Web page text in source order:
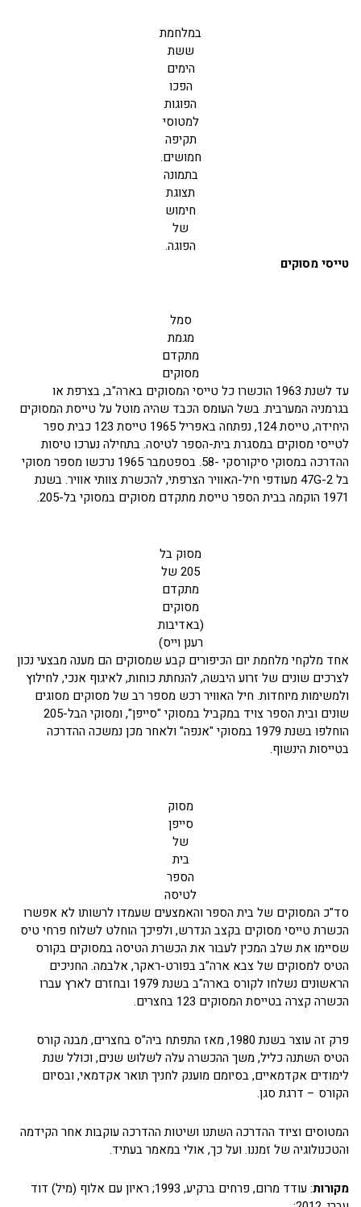
במלחמת
ששת
הימים
הפכו
הפוגות
למטוסי
תקיפה
חמושים.
בתמונה
תצוגת
חימוש
של
הפוגה.
טייסי מסוקים
סמל
מגמת
מתקדם
מסוקים
עד לשנת 1963 הוכשרו כל טייסי המסוקים בארה"ב, בצרפת או
בגרמניה המערבית. בשל העומס הכבד שהיה מוטל על טייסת המסוקים
היחידה, טייסת 124, נפתחה באפריל 1965 טייסת 123 כבית ספר
לטייסי מסוקים במסגרת בית-הספר לטיסה. בתחילה נערכו טיסות
ההדרכה במסוקי סיקורסקי -58. בספטמבר 1965 נרכשו מספר מסוקי
בל 47G-2 מעודפי חיל-האוויר הצרפתי, להכשרת צוותי אוויר. בשנת
1971 הוקמה בבית הספר טייסת מתקדם מסוקים במסוקי בל-205.
מסוק בל
205 של
מתקדם
מסוקים
(באדיבות
רענן וייס)
אחד מלקחי מלחמת יום הכיפורים קבע שמסוקים הם מענה מבצעי נכון
לצרכים שונים של זרוע היבשה, להנחתת כוחות, לאיגוף אנכי, לחילוץ
ולמשימות מיוחדות. חיל האוויר רכש מספר רב של מסוקים מסוגים
שונים ובית הספר צויד במקביל במסוקי "סייפן", ומסוקי הבל-205
הוחלפו בשנת 1979 במסוקי "אנפה" ולאחר מכן נמשכה ההדרכה
בטייסות הינשוף.
מסוק
סייפן
של
בית
הספר
לטיסה
סד"כ המסוקים של בית הספר והאמצעים שעמדו לרשותו לא אפשרו
הכשרת טייסי מסוקים בקצב הנדרש, ולפיכך הוחלט לשלוח פרחי טיס
שסיימו את שלב המכין לעבור את הכשרת הטיסה במסוקים בקורס
הטיס למסוקים של צבא ארה"ב בפורט-ראקר, אלבמה. החניכים
הראשונים נשלחו לקורס בארה"ב בשנת 1979 ובחזרם לארץ עברו
הכשרה קצרה בטייסת המסוקים 123 בחצרים.
פרק זה עוצר בשנת 1980, מאז התפתח ביה"ס בחצרים, מבנה קורס
הטיס השתנה כליל, משך ההכשרה עלה לשלוש שנים, וכולל שנת
לימודים אקדמאיים, בסיומם מוענק לחניך תואר אקדמאי, ובסיום
הקורס – דרגת סגן.
המטוסים וציוד ההדרכה השתנו ושיטות ההדרכה עוקבות אחר הקידמה
והטכנולוגיה של זמננו. ועל כך, אולי במאמר בעתיד.
מקורות
: עודד מרום, פרחים ברקיע, 1993; ראיון עם אלוף (מיל) דוד